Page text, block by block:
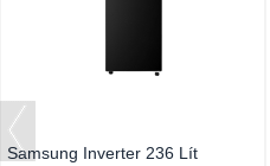
Samsung Inverter 236 Lít